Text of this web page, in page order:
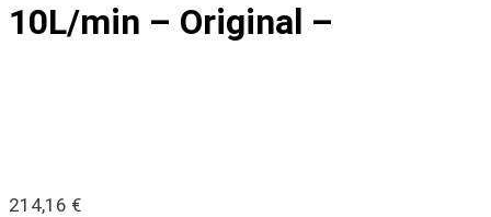
10L/min – Original –
214,16 €